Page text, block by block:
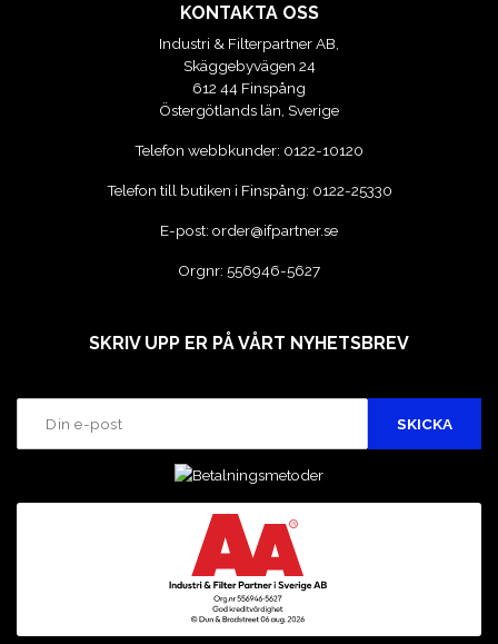
KONTAKTA OSS
Industri & Filterpartner AB,
Skäggebyvägen 24
612 44 Finspång
Östergötlands län, Sverige
Telefon webbkunder: 0122-10120
Telefon till butiken i Finspång: 0122-25330
E-post: order@ifpartner.se
Orgnr: 556946-5627
SKRIV UPP ER PÅ VÅRT NYHETSBREV